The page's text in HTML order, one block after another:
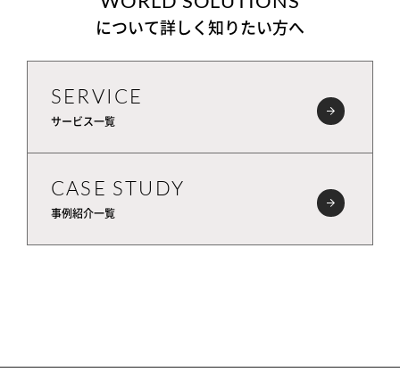
について詳しく知りたい方へ
SERVICE
サービス一覧
CASE STUDY
事例紹介一覧